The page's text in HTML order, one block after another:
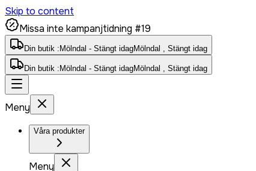
Skip to content
Missa inte kampanjtidning #19
Din butik : Mölndal - Stängt idagMölndal , Stängt idag
Din butik : Mölndal - Stängt idagMölndal , Stängt idag
Meny
Våra produkter
Meny